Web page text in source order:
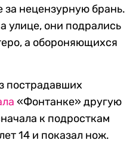
за нецензурную брань.
улице, они подрались
а обороняющихся
пострадавших
«Фонтанке» другую
к подросткам
14 и показал нож.